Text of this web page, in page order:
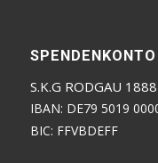
SPENDENKONTO
S.K.G RODGAU 1888
IBAN: DE79 5019
BIC: FFVBDEFF